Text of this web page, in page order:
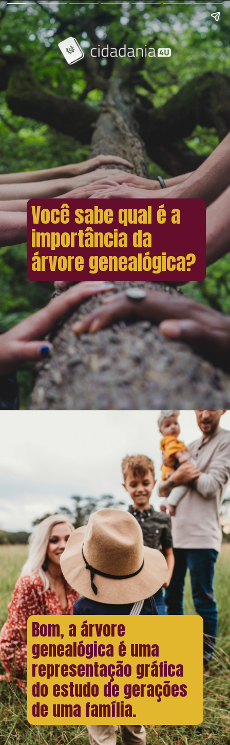
Você sabe qual é a
importância da
árvore genealógica?
Bom, a árvore
genealógica é uma
representação gráfica
do estudo de gerações
de uma família.